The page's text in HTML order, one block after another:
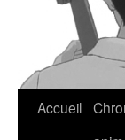
Accueil